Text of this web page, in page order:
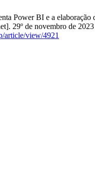
Power BI e a
29º de novembro de
article/view/4921